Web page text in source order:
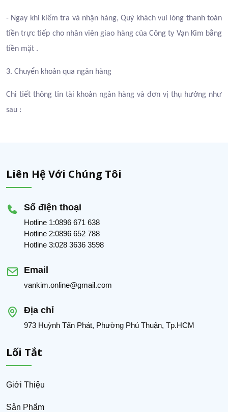
- Ngay khi kiểm tra và nhận hàng, Quý khách vui lòng thanh toán
tiền trực tiếp cho nhân viên giao hàng của Công ty Vạn Kim bằng
tiền mặt .
3. Chuyển khoản qua ngân hàng
Chi tiết thông tin tài khoản ngân hàng và đơn vị thụ hưởng như
sau :
Liên Hệ Với Chúng Tôi
Số điện thoại
Hotline 1:0896 671 638
Hotline 2:0896 652 788
Hotline 3:028 3636 3598
Email
vankim.online@gmail.com
Địa chỉ
973 Huỳnh Tấn Phát, Phường Phú Thuận, Tp.HCM
Lối Tắt
Giới Thiệu
Sản Phẩm